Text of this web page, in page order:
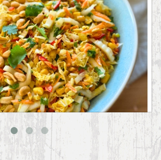
Chinakohl-Salat